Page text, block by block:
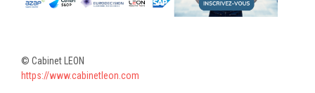
© Cabinet LEON
https://www.cabinetleon.com